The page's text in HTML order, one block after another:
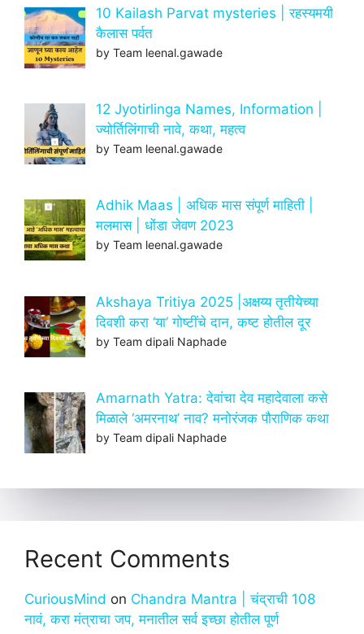
10 Kailash Parvat mysteries | रहस्यमयी
कैलास पर्वत
by Team leenal.gawade
12 Jyotirlinga Names, Information |
ज्योर्तिलिंगाची नावे, कथा, महत्व
by Team leenal.gawade
Adhik Maas | अधिक मास संपूर्ण माहिती |
मलमास | धोंडा जेवण 2023
by Team leenal.gawade
Akshaya Tritiya 2025 |अक्षय्य तृतीयेच्या
दिवशी करा ‘या’ गोष्टींचे दान, कष्ट होतील दूर
by Team dipali Naphade
Amarnath Yatra: देवांचा देव महादेवाला कसे
मिळाले ‘अमरनाथ’ नाव? मनोरंजक पौराणिक कथा
by Team dipali Naphade
Recent Comments
CuriousMind on Chandra Mantra | चंद्राची 108
नावं, करा मंत्राचा जप, मनातील सर्व इच्छा होतील पूर्ण